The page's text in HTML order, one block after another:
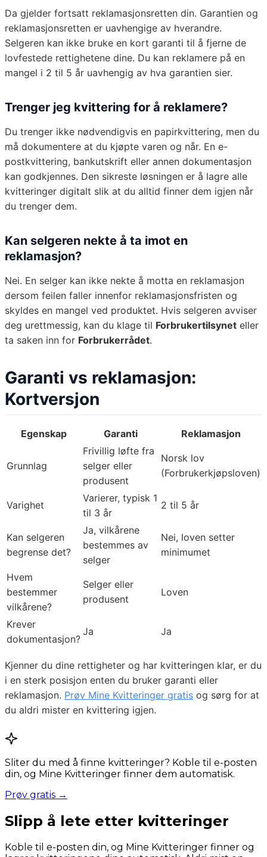
Da gjelder fortsatt reklamasjonsretten din. Garantien og
reklamasjonsretten er uavhengige av hverandre.
Selgeren kan ikke bruke en kort garanti til å fjerne de
lovfestede rettighetene dine. Du kan reklamere på en
mangel i 2 til 5 år uavhengig av hva garantien sier.
Trenger jeg kvittering for å reklamere?
Du trenger ikke nødvendigvis en papirkvittering, men du
må dokumentere at du kjøpte varen og når. En e-
postkvittering, bankutskrift eller annen dokumentasjon
kan godkjennes. Den sikreste løsningen er å lagre alle
kvitteringer digitalt slik at du alltid finner dem igjen når
du trenger dem.
Kan selgeren nekte å ta imot en
reklamasjon?
Nei. En selger kan ikke nekte å motta en reklamasjon
dersom feilen faller innenfor reklamasjonsfristen og
skyldes en mangel ved produktet. Hvis selgeren avviser
deg urettmessig, kan du klage til Forbrukertilsynet eller
ta saken inn for Forbrukerrådet.
Garanti vs reklamasjon:
Kortversjon
Egenskap Garanti Reklamasjon
Grunnlag
Frivillig løfte fra
selger eller
produsent
Norsk lov
(Forbrukerkjøpsloven)
Varighet
Varierer, typisk 1
til 3 år
2 til 5 år
Kan selgeren
begrense det?
Ja, vilkårene
bestemmes av
selger
Nei, loven setter
minimumet
Hvem
bestemmer
vilkårene?
Selger eller
produsent
Loven
Krever
dokumentasjon?
Ja Ja
Kjenner du dine rettigheter og har kvitteringen klar, er du
i en sterk posisjon enten du bruker garanti eller
reklamasjon. Prøv Mine Kvitteringer gratis og sørg for at
du aldri mister en kvittering igjen.
Sliter du med å finne kvitteringer? Koble til e-posten
din, og Mine Kvitteringer finner dem automatisk.
Prøv gratis →
Slipp å lete etter kvitteringer
Koble til e-posten din, og Mine Kvitteringer finner og